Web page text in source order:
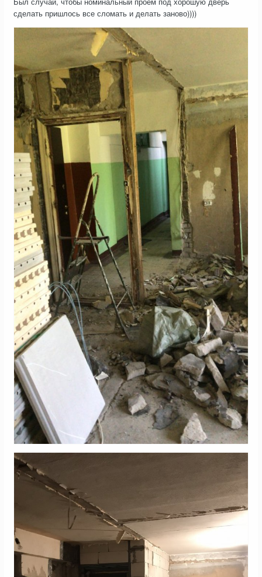
сделать пришлось все сломать и делать заново))))